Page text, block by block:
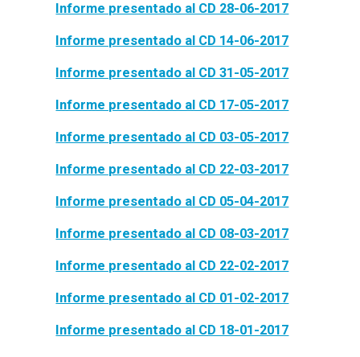
Informe presentado al CD 28-06-2017
Informe presentado al CD 14-06-2017
Informe presentado al CD 31-05-2017
Informe presentado al CD 17-05-2017
Informe presentado al CD 03-05-2017
Informe presentado al CD 22-03-2017
Informe presentado al CD 05-04-2017
Informe presentado al CD 08-03-2017
Informe presentado al CD 22-02-2017
Informe presentado al CD 01-02-2017
Informe presentado al CD 18-01-2017